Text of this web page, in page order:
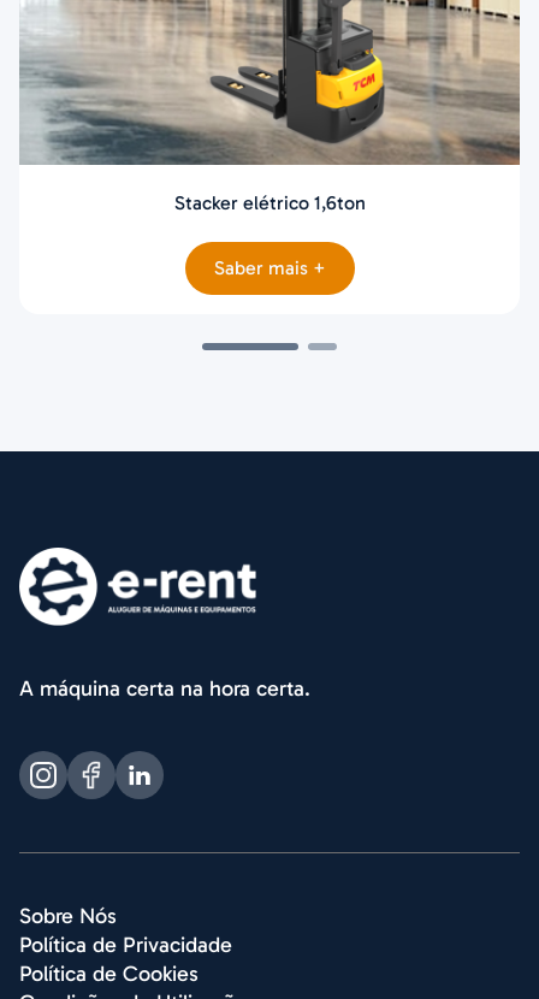
Stacker elétrico 1,6ton
Saber mais +
A máquina certa na hora certa.
Sobre Nós
Política de Privacidade
Política de Cookies